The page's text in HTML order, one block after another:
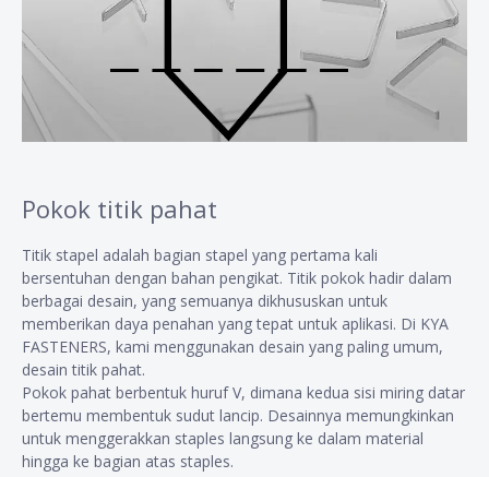
Pokok titik pahat
Titik stapel adalah bagian stapel yang pertama kali
bersentuhan dengan bahan pengikat. Titik pokok hadir dalam
berbagai desain, yang semuanya dikhususkan untuk
memberikan daya penahan yang tepat untuk aplikasi. Di KYA
FASTENERS, kami menggunakan desain yang paling umum,
desain titik pahat.
Pokok pahat berbentuk huruf V, dimana kedua sisi miring datar
bertemu membentuk sudut lancip. Desainnya memungkinkan
untuk menggerakkan staples langsung ke dalam material
hingga ke bagian atas staples.​​​​​​​